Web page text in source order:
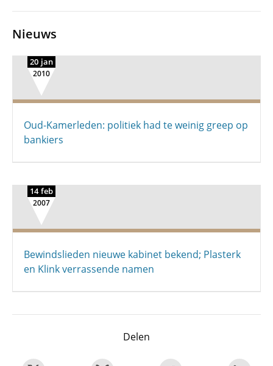
Nieuws
20 jan
2010
Oud-Kamerleden: politiek had te weinig greep op
bankiers
14 feb
2007
Bewindslieden nieuwe kabinet bekend; Plasterk
en Klink verrassende namen
Delen